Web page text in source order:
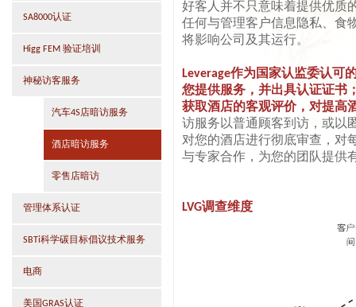
SA8000认证
Higg FEM 验证培训
神秘访客服务
汽车4S店暗访服务
酒店暗访服务
零售店暗访
管理体系认证
SBTi科学碳目标倡议技术服务
电商
美国GRAS认证
好客人并不只意味着提供优质
任何与管理客户信息隐私、食
将影响公司及其运行。
Leverage作为国家认监委认可
您提供服务，并出具认证证书
获取酒店的客观评价，对提高
访服务以普通顾客到访，或以
对您的酒店进行彻底审查，对
与专家合作，为您的团队提供
LVG调查维度